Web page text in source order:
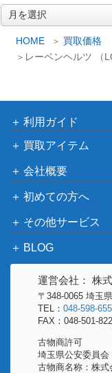
HOME
買取価格
レーベンヘルツ （
チャー ナイトフォール
ダンジョンズ＆ドラゴ
＆D シャーン：塔の
張 コロニーズ 完全日
G.I. 勝利への礎 G.I.
ctory アバロンヒル
天下鳴動
ダンジョンズ＆ドラ
＆D エベロン・プレイ
ons 第4版/サプリメ
ロール・フォー・ザ
クシー Roll for the
ダンジョンズ＆ドラ
ー向けガイドブック
ns ＆ Dragons/サプ
ー
利用ガイド
買取アイテム
会社概要
初めての方へ
その他サービス
BLOG
運営会社： 株
〒348-0065 埼玉
TEL： 048-598-
FAX：048-501-
古物商許可
埼玉県公安委員会
古物商名称：株式